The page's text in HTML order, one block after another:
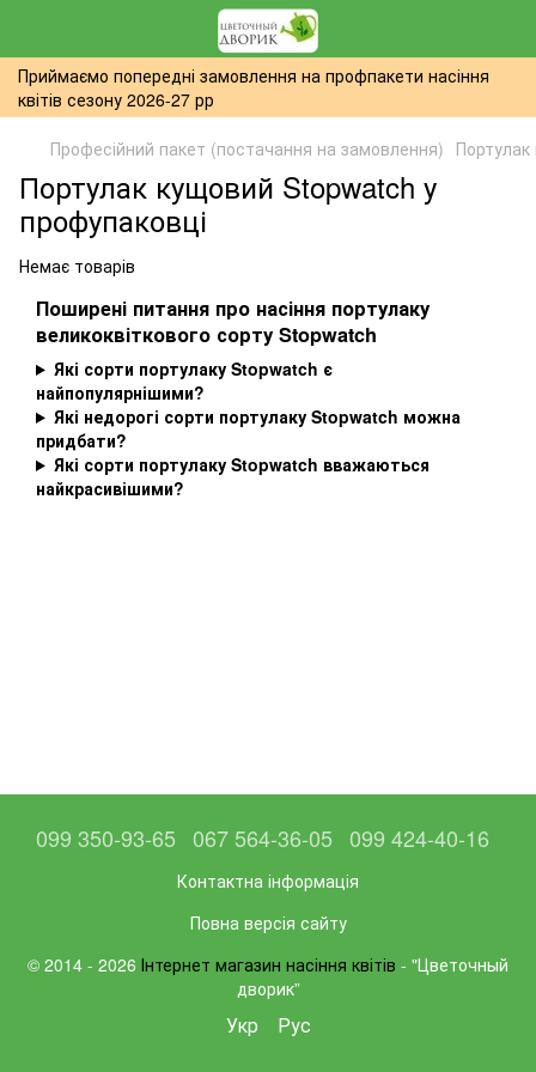
Приймаємо попередні замовлення на профпакети насіння
квітів сезону 2026-27 рр
Професійний пакет (постачання на замовлення)
Портулак кущовий Stopwatch у
профупаковці
Немає товарів
Поширені питання про насіння портулаку
великоквіткового сорту Stopwatch
Які сорти портулаку Stopwatch є
найпопулярнішими?
Які недорогі сорти портулаку Stopwatch можна
придбати?
Які сорти портулаку Stopwatch вважаються
найкрасивішими?
099 350-93-65 067 564-36-05 099 424-40-16
Контактна інформація
Повна версія сайту
© 2014 - 2026 Інтернет магазин насіння квітів - "Цветочный
дворик”
Укр Рус